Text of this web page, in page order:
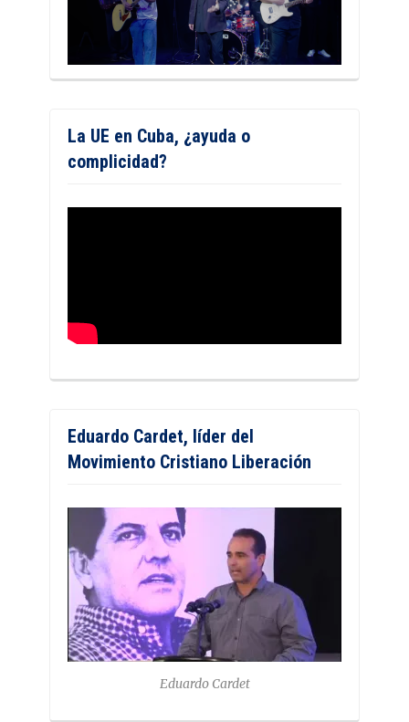
La UE en Cuba, ¿ayuda o
complicidad?
Eduardo Cardet, líder del
Movimiento Cristiano Liberación
Eduardo Cardet